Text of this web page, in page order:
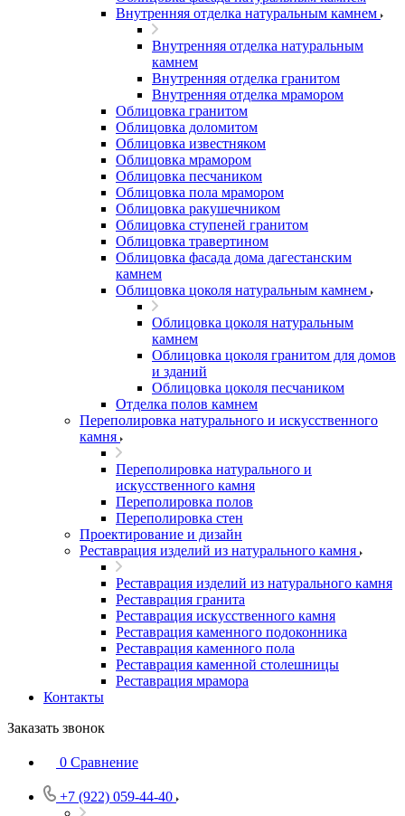
Внутренняя отделка натуральным камнем
Внутренняя отделка натуральным
камнем
Внутренняя отделка гранитом
Внутренняя отделка мрамором
Облицовка гранитом
Облицовка доломитом
Облицовка известняком
Облицовка мрамором
Облицовка песчаником
Облицовка пола мрамором
Облицовка ракушечником
Облицовка ступеней гранитом
Облицовка травертином
Облицовка фасада дома дагестанским
камнем
Облицовка цоколя натуральным камнем
Облицовка цоколя натуральным
камнем
Облицовка цоколя гранитом для домов
и зданий
Облицовка цоколя песчаником
Отделка полов камнем
Переполировка натурального и искусственного
камня
Переполировка натурального и
искусственного камня
Переполировка полов
Переполировка стен
Проектирование и дизайн
Реставрация изделий из натурального камня
Реставрация изделий из натурального камня
Реставрация гранита
Реставрация искусственного камня
Реставрация каменного подоконника
Реставрация каменного пола
Реставрация каменной столешницы
Реставрация мрамора
Контакты
Заказать звонок
0 Сравнение
+7 (922) 059-44-40